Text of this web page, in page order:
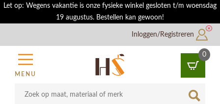
Let op: Wegens vakantie is onze fysieke winkel gesloten t/m woensdag
19 augustus. Bestellen kan gewoon!
Inloggen/Registreren
MENU
0